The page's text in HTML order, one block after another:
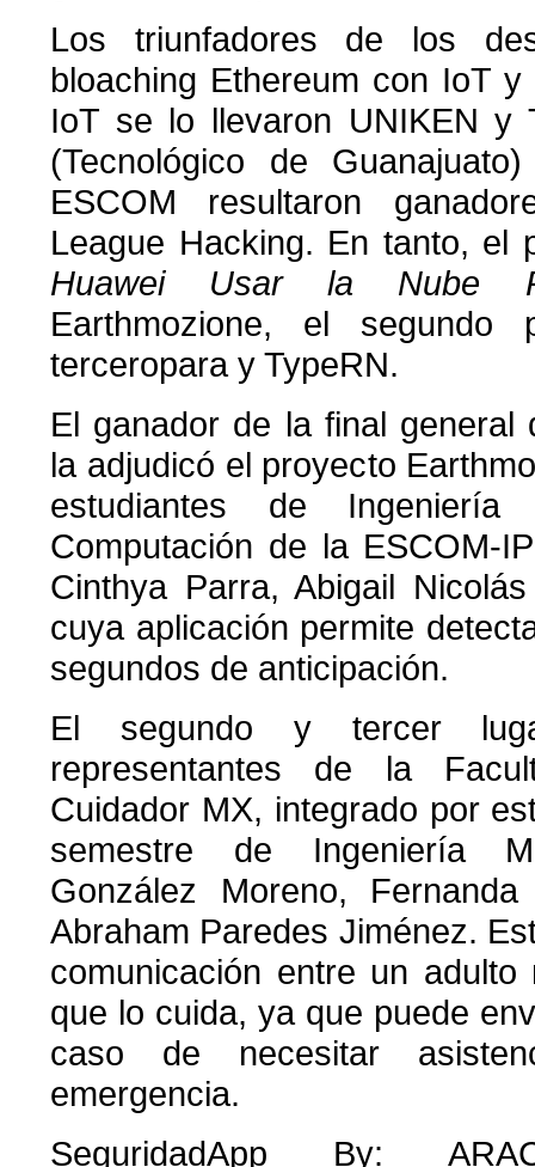
Los triunfadores de los
bloaching Ethereum con IoT
IoT se lo llevaron UNIKEN y
(Tecnológico de
ESCOM resultaron
League Hacking. En tanto, el
Huawei Usar la Nube
Earthmozione, el
terceropara y TypeRN.
El ganador de la final general
la adjudicó el proyecto
estudiantes de
Computación de la ESCOM-
Cinthya Parra, Abigail
cuya aplicación permite
segundos de anticipación.
El segundo y tercer
representantes de la
Cuidador MX, integrado por
semestre de Ingeniería
González Moreno,
Abraham Paredes Jiménez.
comunicación entre un
que lo cuida, ya que puede
caso de necesitar
emergencia.
SeguridadApp By: